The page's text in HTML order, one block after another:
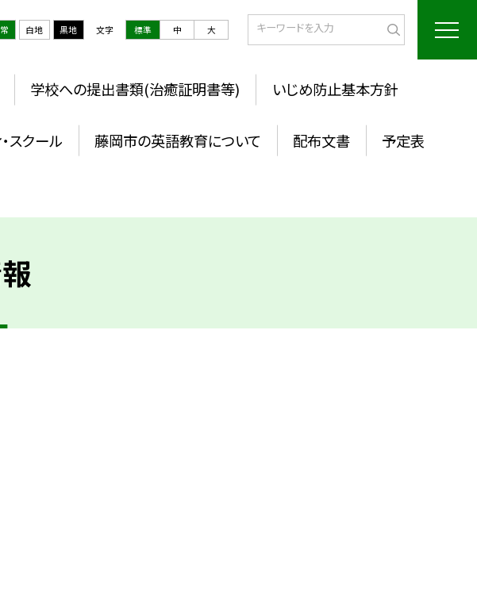
白地 黒地 文字 標準 中 大
学校への提出書類(治癒証明書等) いじめ防止基本方針
スクール 藤岡市の英語教育について 配布文書 予定表